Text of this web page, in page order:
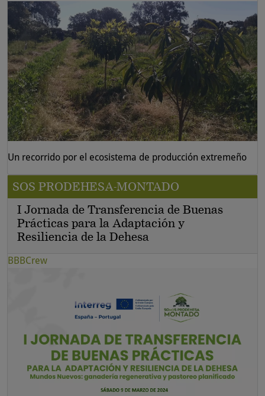
Un recorrido por el ecosistema de producción extremeño
SOS PRODEHESA-MONTADO
I Jornada de Transferencia de Buenas
Prácticas para la Adaptación y
Resiliencia de la Dehesa
BBBCrew